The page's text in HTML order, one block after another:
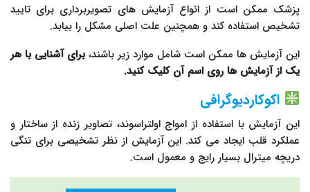
پزشک ممکن است از انواع آزمایش های تصویربرداری برای تایید
تشخیص استفاده کند و همچنین علت اصلی مشکل را بیابد.
این آزمایش ها ممکن است شامل موارد زیر باشند،برای آشنایی با هر
یک از آزمایش ها روی اسم آن کلیک کنید.
اکوکاردیوگرافی
این آزمایش با استفاده از امواج اولتراسوند، تصاویر زنده از ساختار و
عملکرد قلب ایجاد می کند. این آزمایش از نظر تشخیصی برای تنگی
دریچه میترال بسیار رایج و معمول است.